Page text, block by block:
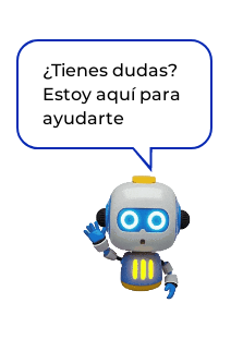
¿Tienes dudas?
Estoy aquí para
ayudarte